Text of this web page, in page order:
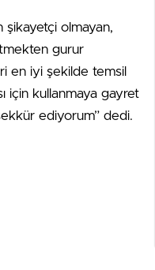
şikayetçi olmayan,
gurur
en iyi şekilde temsil
için kullanmaya gayret
ediyorum” dedi.